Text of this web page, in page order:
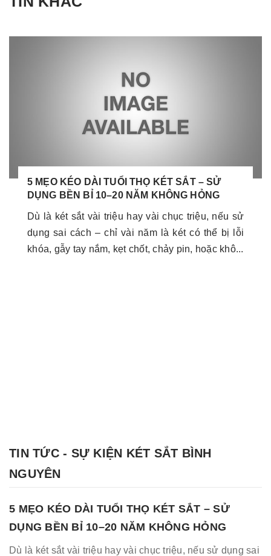
5 MẸO KÉO DÀI TUỔI THỌ KÉT SẮT – SỬ
DỤNG BỀN BỈ 10–20 NĂM KHÔNG HỎNG
Dù là két sắt vài triệu hay vài chục triệu, nếu sử
dụng sai cách – chỉ vài năm là két có thể bị lỗi
khóa, gẫy tay nắm, kẹt chốt, chảy pin, hoặc khô...
TIN TỨC - SỰ KIỆN KÉT SẮT BÌNH
NGUYÊN
5 MẸO KÉO DÀI TUỔI THỌ KÉT SẮT – SỬ
DỤNG BỀN BỈ 10–20 NĂM KHÔNG HỎNG
Dù là két sắt vài triệu hay vài chục triệu, nếu sử dụng sai